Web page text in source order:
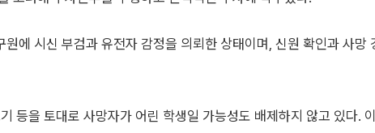
원에 시신 부검과 유전자 감정을 의뢰한 상태이며, 신원 확인과 사망
등을 토대로 사망자가 어린 학생일 가능성도 배제하지 않고 있다.